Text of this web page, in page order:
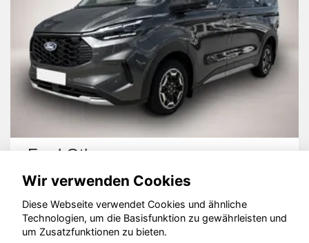
Ford Other
© konjunkturmotor.de GmbH 2020 - 2026
Wir verwenden Cookies
Diese Webseite verwendet Cookies und ähnliche
Technologien, um die Basisfunktion zu gewährleisten und
um Zusatzfunktionen zu bieten.